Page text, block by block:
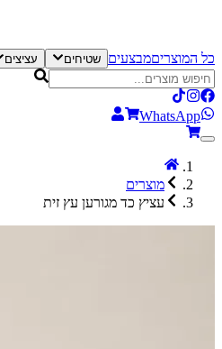
כל המוצריםמבצעים שטיחים עציצים
WhatsApp
מוצרים
עציץ כד מגורען עץ זית